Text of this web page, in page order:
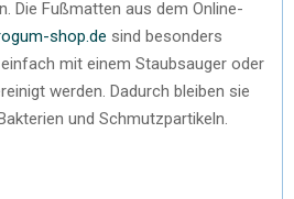
Die Fußmatten aus dem Online-
shop.de sind besonders
mit einem Staubsauger oder
werden. Dadurch bleiben sie
und Schmutzpartikeln.